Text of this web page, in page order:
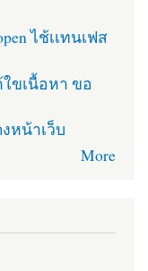
ไช้เเทนเฟส
ขเนื้อหา ขอ
หน้าเว็บ
More